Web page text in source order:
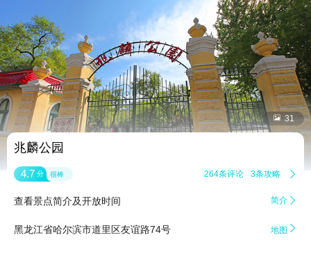
 31
兆麟公园
4.7 分 很棒 264条评论 3条攻略 
查看景点简介及开放时间 简介 
黑龙江省哈尔滨市道里区友谊路74号 地图 